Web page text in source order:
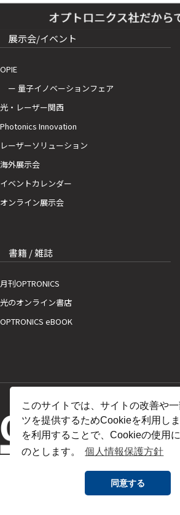
このサイトでは、サイトの改善や
ツを提供するためCookieを利用し
を利用することで、Cookieの使用
のとします。
個人情報保護方針
同意する
展示会/イベント
OPIE
ー 量子イノベーションフェア
光・レーザー関西
Photonics Innovation
レーザーソリューション
海外展示会
イベントカレンダー
オンライン展示会
書籍 / 雑誌
月刊OPTRONICS
光のオンライン書店
OPTRONICS eBOOK